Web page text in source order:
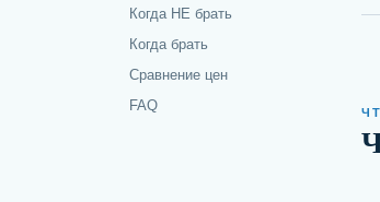
Когда НЕ брать
Когда брать
Сравнение цен
FAQ